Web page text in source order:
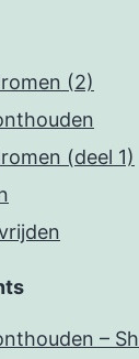
(2)
(deel 1)
–